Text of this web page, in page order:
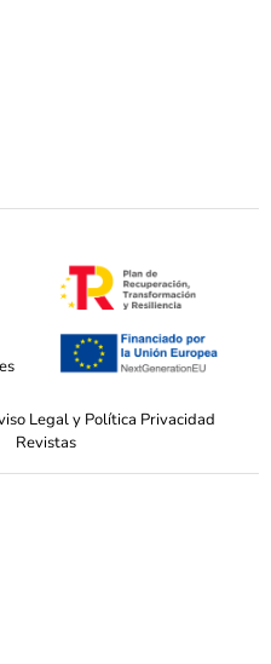
Legal y Política Privacidad
Revistas